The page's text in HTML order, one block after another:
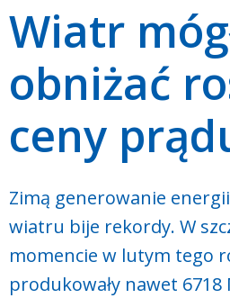
Wiatr
obniżać
ceny
Zimą generowanie
wiatru bije rekordy. W
momencie w lutym tego
produkowały nawet 6718